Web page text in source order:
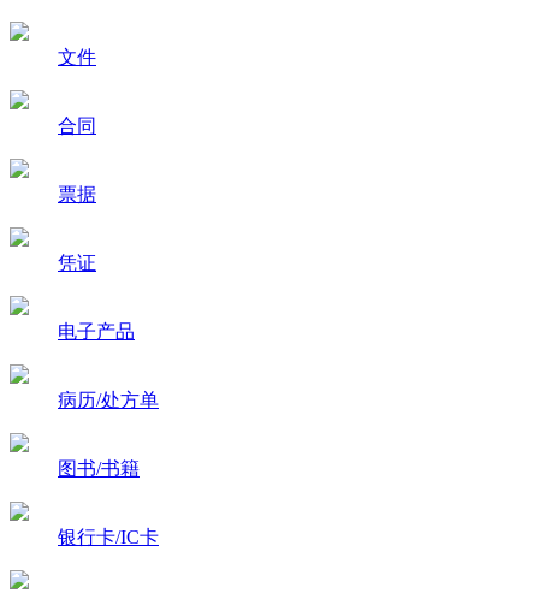
文件
合同
票据
凭证
电子产品
病历/处方单
图书/书籍
银行卡/IC卡